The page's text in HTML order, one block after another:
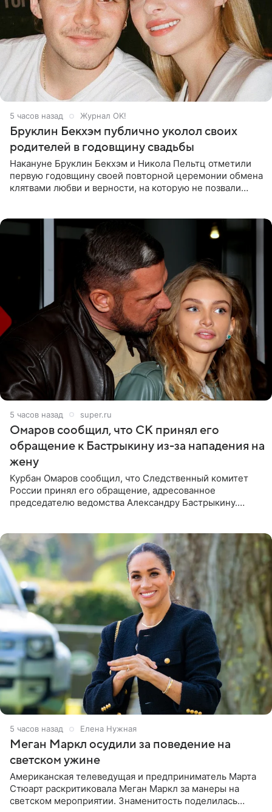
5 часов назад Журнал OK!
Бруклин Бекхэм публично уколол своих
родителей в годовщину свадьбы
Накануне Бруклин Бекхэм и Никола Пельтц отметили
первую годовщину своей повторной церемонии обмена
клятвами любви и верности, на которую не позвали
5 часов назад super.ru
Омаров сообщил, что СК принял его
обращение к Бастрыкину из-за нападения на
жену
Курбан Омаров сообщил, что Следственный комитет
России принял его обращение, адресованное
председателю ведомства Александру Бастрыкину.
5 часов назад Елена Нужная
Меган Маркл осудили за поведение на
светском ужине
Американская телеведущая и предприниматель Марта
Стюарт раскритиковала Меган Маркл за манеры на
светском мероприятии. Знаменитость поделилась